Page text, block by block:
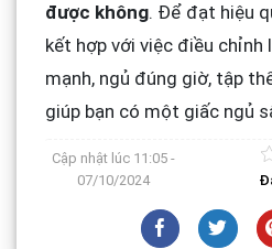
được không. Để đạt hiệu
kết hợp với việc điều chỉnh
mạnh, ngủ đúng giờ, tập
giúp bạn có một giấc ngủ
Cập nhật lúc 11:05 -
07/10/2024